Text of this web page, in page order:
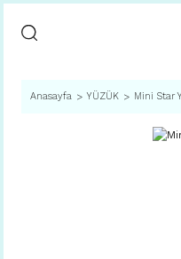
Anasayfa YÜZÜK Mini Star